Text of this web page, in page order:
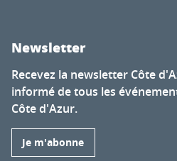
Newsletter
Recevez la newsletter Côte
informé de tous les
Côte d'Azur.
Je m'abonne